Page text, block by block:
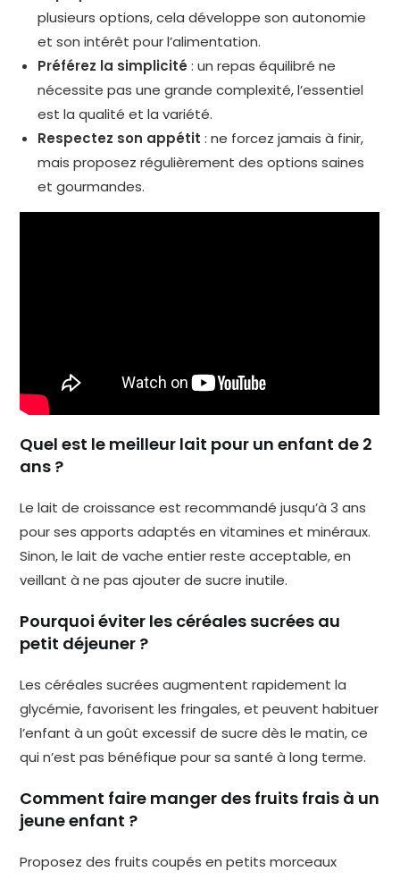
plusieurs options, cela développe son autonomie
et son intérêt pour l’alimentation.
Préférez la simplicité : un repas équilibré ne
nécessite pas une grande complexité, l’essentiel
est la qualité et la variété.
Respectez son appétit : ne forcez jamais à finir,
mais proposez régulièrement des options saines
et gourmandes.
Quel est le meilleur lait pour un enfant de 2
ans ?
Le lait de croissance est recommandé jusqu’à 3 ans
pour ses apports adaptés en vitamines et minéraux.
Sinon, le lait de vache entier reste acceptable, en
veillant à ne pas ajouter de sucre inutile.
Pourquoi éviter les céréales sucrées au
petit déjeuner ?
Les céréales sucrées augmentent rapidement la
glycémie, favorisent les fringales, et peuvent habituer
l’enfant à un goût excessif de sucre dès le matin, ce
qui n’est pas bénéfique pour sa santé à long terme.
Comment faire manger des fruits frais à un
jeune enfant ?
Proposez des fruits coupés en petits morceaux